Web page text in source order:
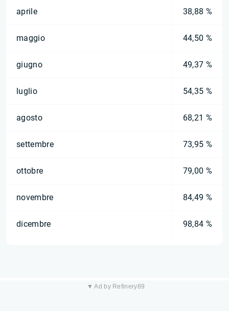
aprile 38,88 %
maggio 44,50 %
giugno 49,37 %
luglio 54,35 %
agosto 68,21 %
settembre 73,95 %
ottobre 79,00 %
novembre 84,49 %
dicembre 98,84 %
▼ Ad by Refinery89